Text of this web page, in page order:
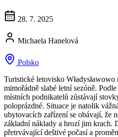
28. 7. 2025
Michaela Hanelová
Polsko
Turistické letovisko Władysławowo
mimořádně slabé letní sezóně.
místních podnikatelů zůstávají
poloprázdné. Situace je natolik
ubytovacích zařízení se obávají, že
základní náklady a hrozí jim krach.
přetrvávající deštivé počasí a